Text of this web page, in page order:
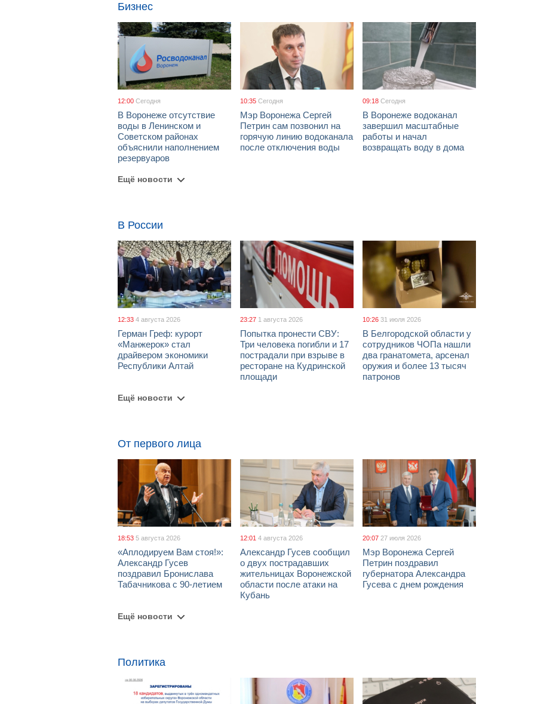
Бизнес
12:00 Сегодня
В Воронеже отсутствие
воды в Ленинском и
Советском районах
объяснили наполнением
резервуаров
10:35 Сегодня
Мэр Воронежа Сергей
Петрин сам позвонил на
горячую линию водоканала
после отключения воды
09:18 Сегодня
В Воронеже водоканал
завершил масштабные
работы и начал
возвращать воду в дома
Ещё новости
В России
12:33 4 августа 2026
Герман Греф: курорт
«Манжерок» стал
драйвером экономики
Республики Алтай
23:27 1 августа 2026
Попытка пронести СВУ:
Три человека погибли и 17
пострадали при взрыве в
ресторане на Кудринской
площади
10:26 31 июля 2026
В Белгородской области у
сотрудников ЧОПа нашли
два гранатомета, арсенал
оружия и более 13 тысяч
патронов
Ещё новости
От первого лица
18:53 5 августа 2026
«Аплодируем Вам стоя!»:
Александр Гусев
поздравил Бронислава
Табачникова с 90-летием
12:01 4 августа 2026
Александр Гусев сообщил
о двух пострадавших
жительницах Воронежской
области после атаки на
Кубань
20:07 27 июля 2026
Мэр Воронежа Сергей
Петрин поздравил
губернатора Александра
Гусева с днем рождения
Ещё новости
Политика